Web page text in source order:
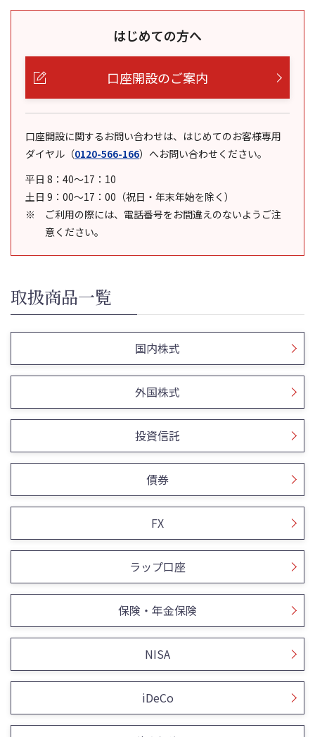
はじめての方へ
口座開設のご案内
口座開設に関するお問い合わせは、はじめてのお客様専用
ダイヤル （0120-566-166） へお問い合わせください。
平日 8：40～17：10
土日 9：00～17：00（祝日・年末年始を除く）
ご利用の際には、電話番号をお間違えのないようご注
意ください。
取扱商品一覧
国内株式
外国株式
投資信託
債券
FX
ラップ口座
保険・年金保険
NISA
iDeCo